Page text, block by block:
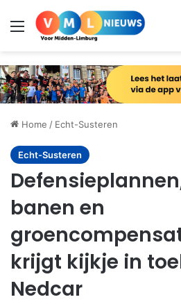
Menu
Home / Echt-Susteren
Echt-Susteren
banen en
krijgt kijkje in
Nedcar